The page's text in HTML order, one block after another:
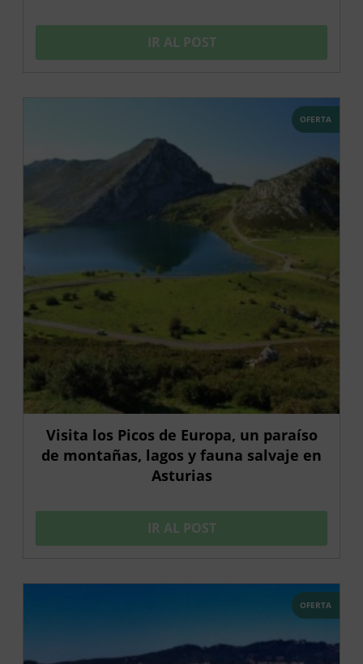
IR AL POST
OFERTA
Visita los Picos de Europa, un paraíso
de montañas, lagos y fauna salvaje en
Asturias
IR AL POST
OFERTA